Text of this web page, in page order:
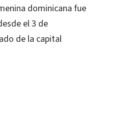
dominicana fue
el 3 de
de la capital